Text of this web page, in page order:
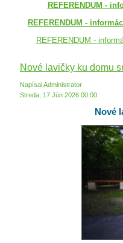
REFERENDUM -
REFERENDUM -
REFERENDUM -
Nové lavičky ku domu
Napísal Administrator
Streda, 17 Jún 2026 00:00
Nové